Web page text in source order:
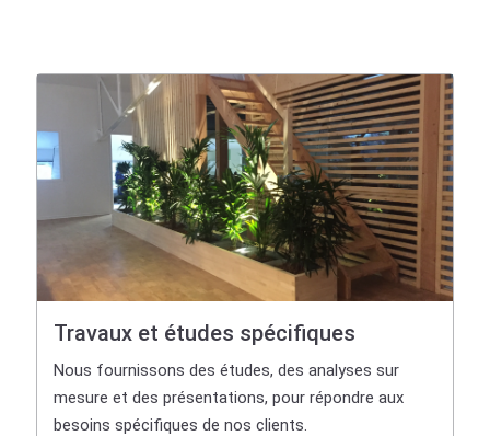
Travaux et études spécifiques
Nous fournissons des études, des analyses sur
mesure et des présentations, pour répondre aux
besoins spécifiques de nos clients.